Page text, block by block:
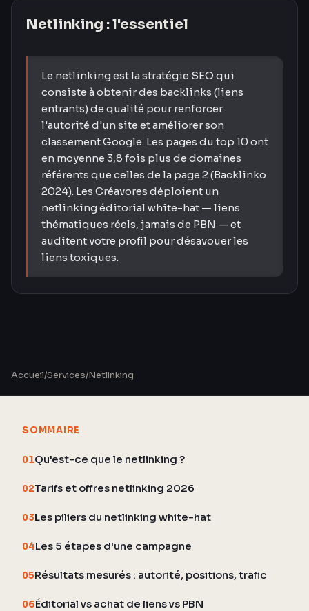
Netlinking : l'essentiel
Le netlinking est la stratégie SEO qui
consiste à obtenir des backlinks (liens
entrants) de qualité pour renforcer
l'autorité d'un site et améliorer son
classement Google. Les pages du top 10 ont
en moyenne 3,8 fois plus de domaines
référents que celles de la page 2 (Backlinko
2024). Les Créavores déploient un
netlinking éditorial white-hat — liens
thématiques réels, jamais de PBN — et
auditent votre profil pour désavouer les
liens toxiques.
Accueil/Services/Netlinking
SOMMAIRE
01Qu'est-ce que le netlinking ?
02Tarifs et offres netlinking 2026
03Les piliers du netlinking white-hat
04Les 5 étapes d'une campagne
05Résultats mesurés : autorité, positions, trafic
06Éditorial vs achat de liens vs PBN